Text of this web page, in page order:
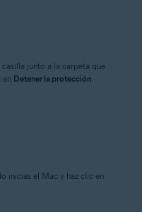
casilla junto a la carpeta que
en Detener la protección.
inicias el Mac y haz clic en